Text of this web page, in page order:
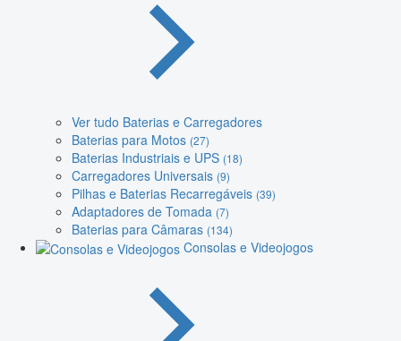
Ver tudo Baterias e Carregadores
Baterias para Motos (27)
Baterias Industriais e UPS (18)
Carregadores Universais (9)
Pilhas e Baterias Recarregáveis (39)
Adaptadores de Tomada (7)
Baterias para Câmaras (134)
Consolas e Videojogos